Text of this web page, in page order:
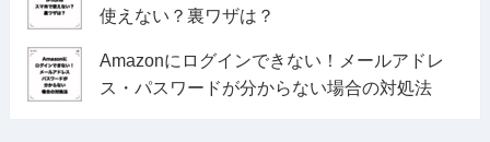
使えない？裏ワザは？
Amazonにログインできない！メールアドレ
ス・パスワードが分からない場合の対処法